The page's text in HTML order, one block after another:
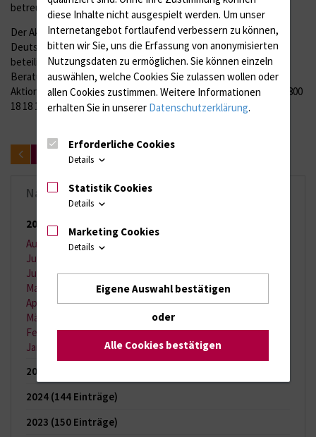
betreut, stets mit einem ganzheitlichen Blick.
Der Aktionstag gegen den Schmerz wird seit 2012 von der
Deutschen Schmerzgesellschaft e. V. ausgerichtet. Bundesweit
beteiligen sich über 150 Einrichtungen mit Veranstaltungen,
Beratungen und Informationsangeboten. Zusätzlich steht am
Aktionstag von 9 bis 18 Uhr eine kostenlose Hotline unter Tel. 0800
18 18 120 für Betroffene und Angehörige zur Verfügung.
zurück
Nachrichten-Archiv
2026(65 Einträge)
August 2026(2 Einträge)
Juli 2026
Juni 2026(13 Einträge)
Mai 2026
(9 Einträge)
April 2026(11 Einträge)
März 2026
Februar 2026(6 Einträge)
Januar 2026
(6 Einträge)
2025
2024 (144 Einträge)
2023 (150 Einträge)
diese Inhalte nicht ausgespielt werden. Um unser
Internetangebot fortlaufend verbessern zu können,
bitten wir Sie, uns die Erfassung von anonymisierten
Nutzungsdaten zu ermöglichen. Sie können einzeln
auswählen, welche Cookies Sie zulassen wollen oder
allen Cookies zustimmen. Weitere Informationen
erhalten Sie in unserer Datenschutzerklärung.
Erforderliche Cookies
Details
Statistik Cookies
Details
Marketing Cookies
Details
Eigene Auswahl bestätigen
oder
Alle Cookies bestätigen